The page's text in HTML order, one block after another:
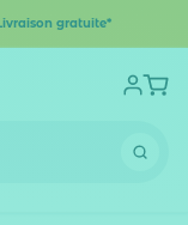
gratuite*